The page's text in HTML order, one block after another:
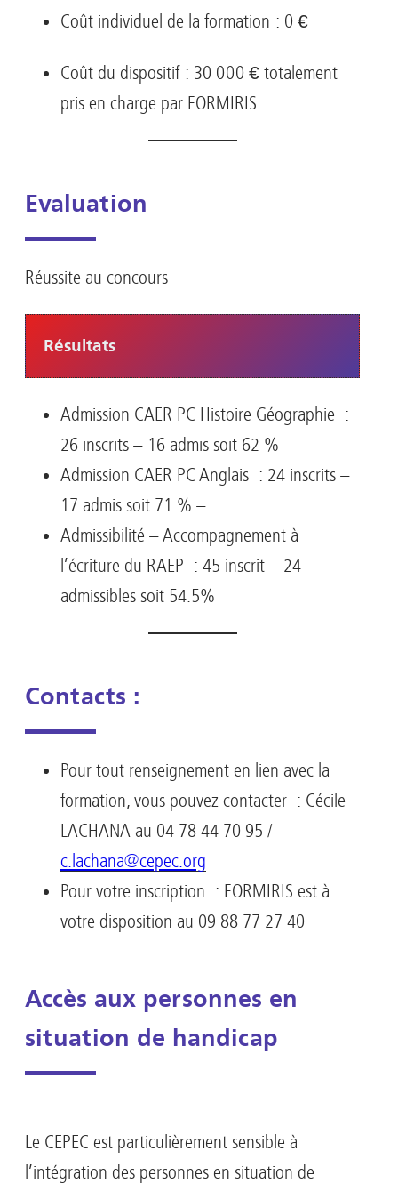
Coût individuel de la formation : 0 €
Coût du dispositif : 30 000 € totalement
pris en charge par FORMIRIS.
Evaluation
Réussite au concours
Résultats
Admission CAER PC Histoire Géographie :
26 inscrits – 16 admis soit 62 %
Admission CAER PC Anglais : 24 inscrits –
17 admis soit 71 % –
Admissibilité – Accompagnement à
l’écriture du RAEP : 45 inscrit – 24
admissibles soit 54.5%
Contacts :
Pour tout renseignement en lien avec la
formation, vous pouvez contacter : Cécile
LACHANA au 04 78 44 70 95 /
c.lachana@cepec.org
Pour votre inscription : FORMIRIS est à
votre disposition au 09 88 77 27 40
Accès aux personnes en
situation de handicap
Le CEPEC est particulièrement sensible à
l’intégration des personnes en situation de